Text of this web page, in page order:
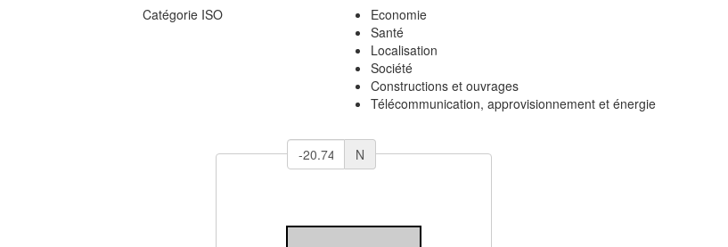
Catégorie ISO
Economie
Santé
Localisation
Société
Constructions et ouvrages
Télécommunication, approvisionnement et énergie
N